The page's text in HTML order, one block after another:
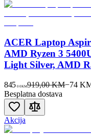
ACER Laptop
AMD Ryzen 3
Light Silver, AMD
845 00KM919,00 KM−74
Besplatna dostava
Akcija